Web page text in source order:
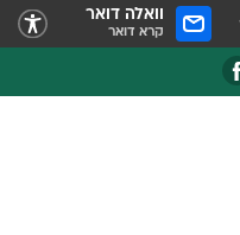
וואלה דואר
קרא דואר